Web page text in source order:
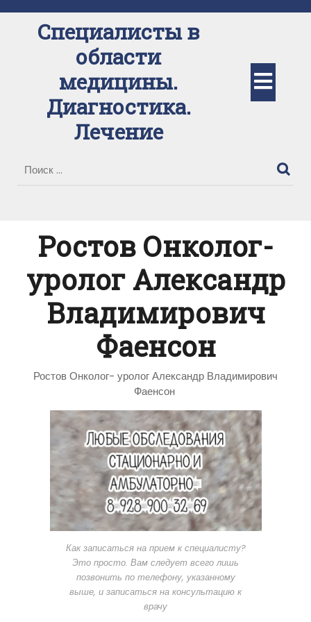
содержимомуСпециалисты в
области
медицины.
Диагностика.
Лечение
Ростов Онколог-
уролог Александр
Владимирович
Фаенсон
Ростов Онколог- уролог Александр Владимирович
Фаенсон
Как записаться на прием к специалисту?
Это просто. Вам следует всего лишь
позвонить по телефону, указанному
выше, и записаться на консультацию к
врачу